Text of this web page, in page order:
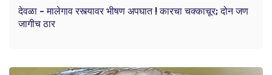
देवळा - मालेगाव रस्त्यावर भीषण अपघात ! कारचा चक्काचूर; दोन जण
जागीच ठार